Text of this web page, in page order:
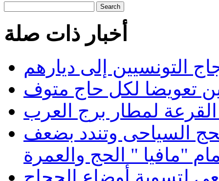
Search
أخبار ذات صلة
التونسيين إلى ديارهم
لمطار برج العرب
السياحى وتندد بضعف
"مافيا " الحج والعمرة
لتسوية أوضاع الحجاج